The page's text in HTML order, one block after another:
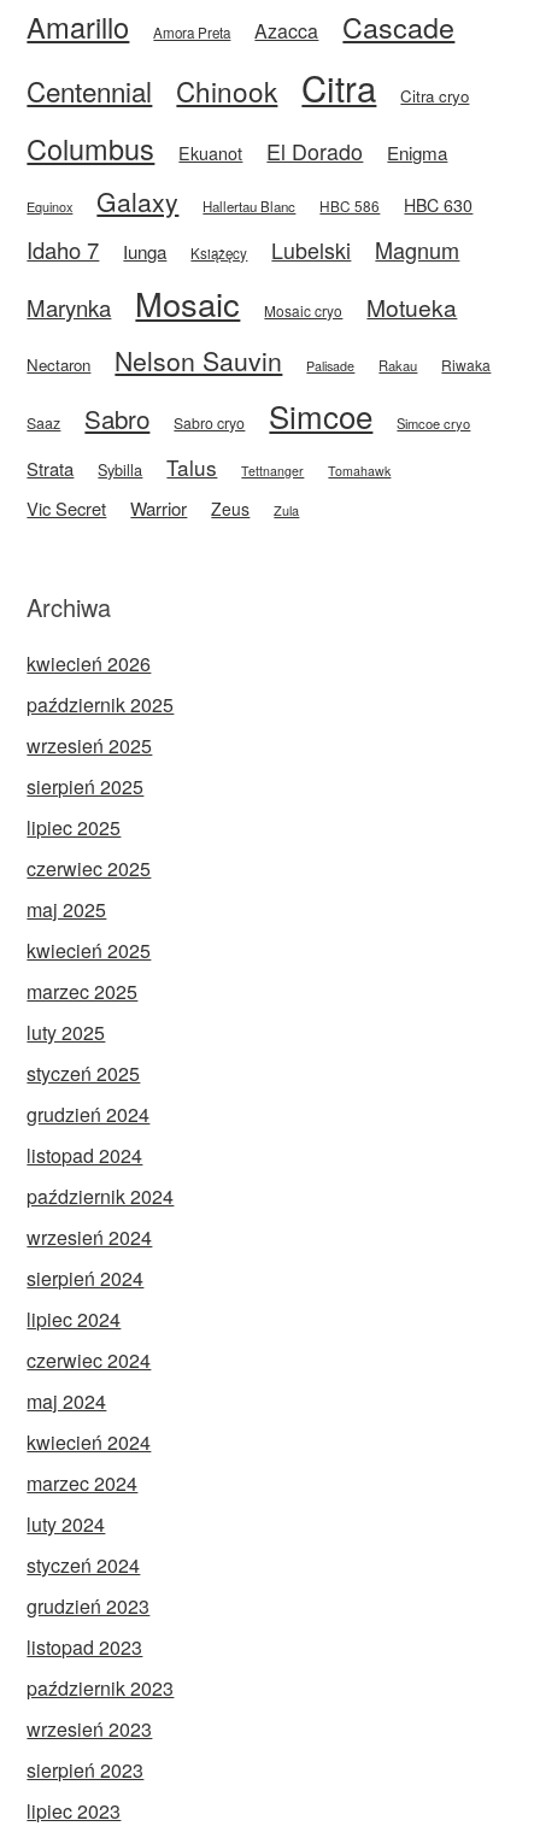
Amarillo Amora Preta Azacca Cascade
Centennial Chinook Citra Citra cryo
Columbus Ekuanot El Dorado Enigma
Equinox Galaxy Hallertau Blanc HBC 586 HBC 630
Idaho 7 Iunga Książęcy Lubelski
Magnum
Marynka
Mosaic Mosaic cryo Motueka
Nectaron Nelson Sauvin Palisade Rakau Riwaka
Saaz Sabro Sabro cryo Simcoe Simcoe cryo
Strata Sybilla Talus Tettnanger Tomahawk
Vic Secret Warrior Zeus Zula
Archiwa
kwiecień 2026
październik 2025
wrzesień 2025
sierpień 2025
lipiec 2025
czerwiec 2025
maj 2025
kwiecień 2025
marzec 2025
luty 2025
styczeń 2025
grudzień 2024
listopad 2024
październik 2024
wrzesień 2024
sierpień 2024
lipiec 2024
czerwiec 2024
maj 2024
kwiecień 2024
marzec 2024
luty 2024
styczeń 2024
grudzień 2023
listopad 2023
październik 2023
wrzesień 2023
sierpień 2023
lipiec 2023